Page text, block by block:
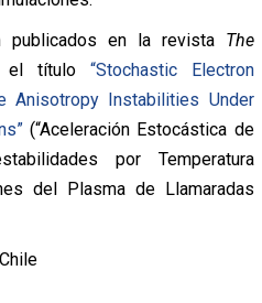
publicados en la revista The
el título “Stochastic Electron
Anisotropy Instabilities Under
(“Aceleración Estocástica de
por Temperatura
del Plasma de Llamaradas